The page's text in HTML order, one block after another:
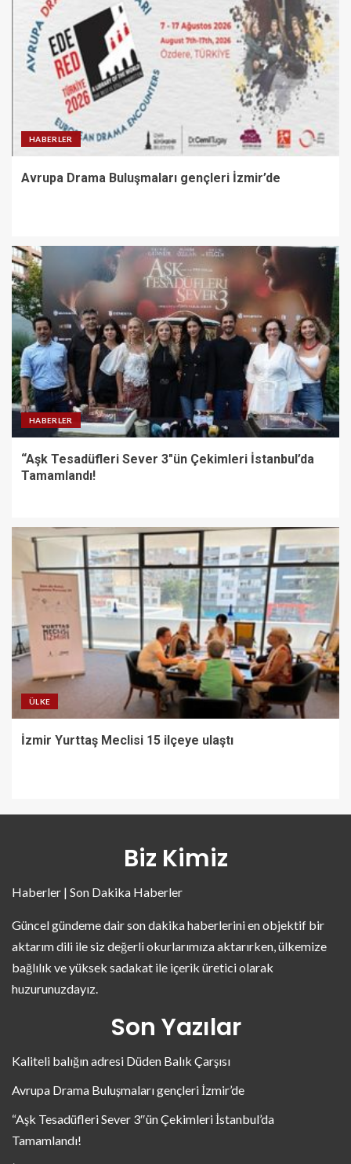
HABERLER
Avrupa Drama Buluşmaları gençleri İzmir’de
HABERLER
“Aşk Tesadüfleri Sever 3″ün Çekimleri İstanbul’da
Tamamlandı!
ÜLKE
İzmir Yurttaş Meclisi 15 ilçeye ulaştı
Biz Kimiz
Haberler | Son Dakika Haberler
Güncel gündeme dair son dakika haberlerini en objektif bir
aktarım dili ile siz değerli okurlarımıza aktarırken, ülkemize
bağlılık ve yüksek sadakat ile içerik üretici olarak
huzurunuzdayız.
Son Yazılar
Kaliteli balığın adresi Düden Balık Çarşısı
Avrupa Drama Buluşmaları gençleri İzmir’de
“Aşk Tesadüfleri Sever 3″ün Çekimleri İstanbul’da
Tamamlandı!